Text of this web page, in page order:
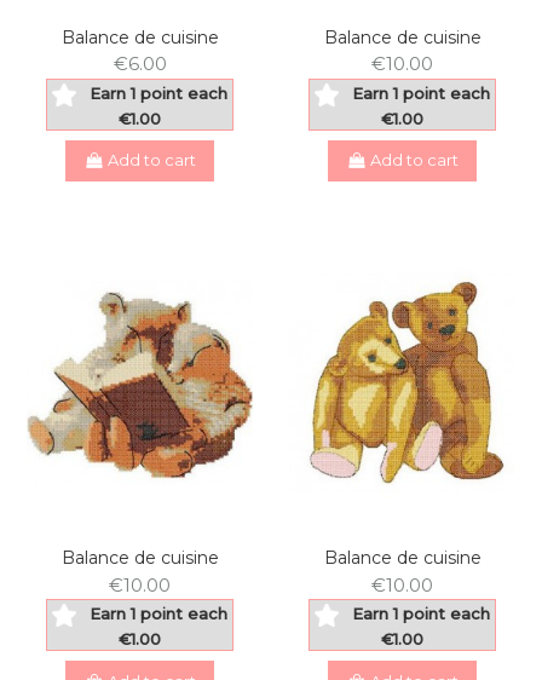
Balance de cuisine
€6.00
Earn 1 point each
€1.00
Add to cart
Balance de cuisine
€10.00
Earn 1 point each
€1.00
Add to cart
Balance de cuisine
€10.00
Earn 1 point each
€1.00
Balance de cuisine
€10.00
Earn 1 point each
€1.00